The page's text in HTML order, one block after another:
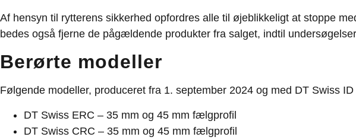
Af hensyn til rytterens sikkerhed opfordres alle til øjeblikkeligt at stoppe
bedes også fjerne de pågældende produkter fra salget, indtil
Berørte modeller
Følgende modeller, produceret fra 1. september 2024 og med DT Swiss
DT Swiss ERC – 35 mm og 45 mm fælgprofil
DT Swiss CRC – 35 mm og 45 mm fælgprofil